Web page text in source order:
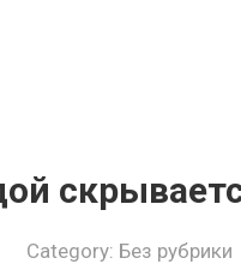
Category: Без рубрики